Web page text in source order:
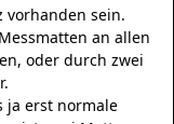
vorhanden sein.
an allen
oder durch zwei
ja erst normale